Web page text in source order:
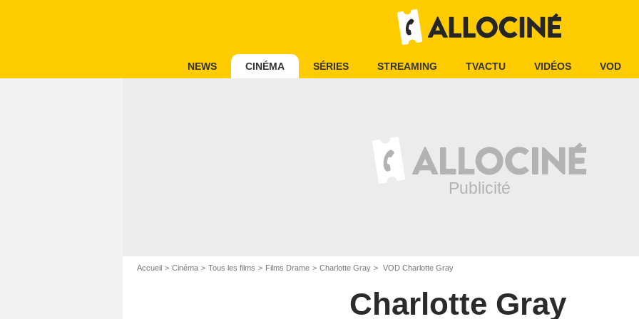
NEWS CINÉMA SÉRIES STREAMING TVACTU VIDÉOS VOD
Accueil Cinéma Tous les films Films Drame Charlotte Gray VOD Charlotte Gray
Charlotte Gray